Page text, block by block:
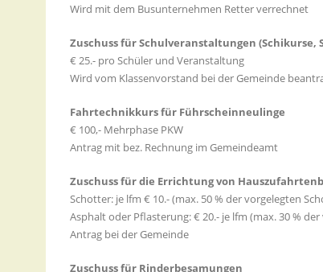
Wird mit dem Busunternehmen Retter verrechnet
Zuschuss für Schulveranstaltungen (Schikurse,
€ 25.- pro Schüler und Veranstaltung
Wird vom Klassenvorstand bei der Gemeinde
Fahrtechnikkurs für Führscheinneulinge
€ 100,- Mehrphase PKW
Antrag mit bez. Rechnung im Gemeindeamt
Zuschuss für die Errichtung von
Schotter: je lfm € 10.- (max. 50 % der vorgelegten
Asphalt oder Pflasterung: € 20.- je lfm (max. 30 %
Antrag bei der Gemeinde
Zuschuss für Rinderbesamungen